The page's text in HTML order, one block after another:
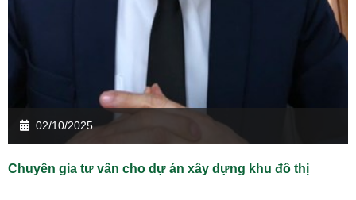
02/10/2025
Chuyên gia tư vấn cho dự án xây dựng khu đô thị